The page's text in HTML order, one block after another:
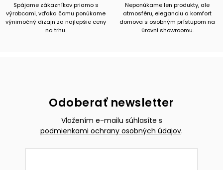
Spájame zákazníkov priamo s
výrobcami, vďaka čomu ponúkame
výnimočný dizajn za najlepšie ceny
na trhu.
Neponúkame len produkty, ale
atmosféru, eleganciu a komfort
domova s osobným prístupom na
úrovni showroomu.
Odoberať newsletter
Vložením e-mailu súhlasíte s
podmienkami ochrany osobných údajov.